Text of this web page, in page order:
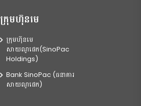
ក្រុមហ៊ុនមេ
ក្រុមហ៊ុនមេ
សាយណូផេក(SinoPac
Holdings)
Bank SinoPac (ធនាគារ
សាយណូផេក)